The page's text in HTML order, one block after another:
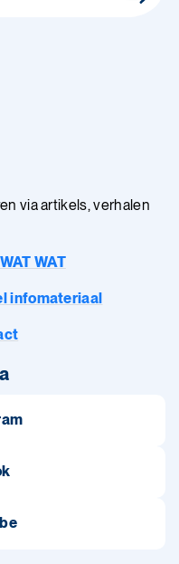
via artikels, verhalen
WAT
infomateriaal